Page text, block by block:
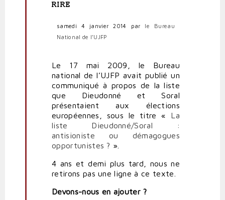
RIRE
samedi 4 janvier 2014 par le Bureau
National de l’UJFP
Le 17 mai 2009, le Bureau
national de l’UJFP avait publié un
communiqué à propos de la liste
que Dieudonné et Soral
présentaient aux élections
européennes, sous le titre « La
liste Dieudonné/Soral :
antisioniste ou démagogues
opportunistes ? ».
4 ans et demi plus tard, nous ne
retirons pas une ligne à ce texte.
Devons-nous en ajouter ?